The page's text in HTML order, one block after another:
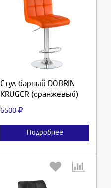
Стул барный DOBRIN
KRUGER (оранжевый)
6500
Подробнее
Выберите количество:
Отмена